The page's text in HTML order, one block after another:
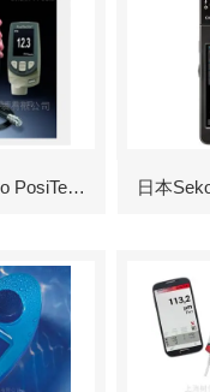
美国DeFelsko PosiTector6000涂层测厚仪